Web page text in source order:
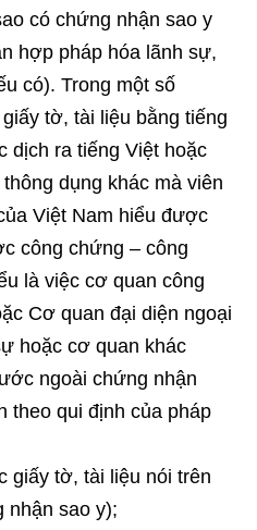
có chứng nhận sao y
hợp pháp hóa lãnh sự,
có). Trong một số
tờ, tài liệu bằng tiếng
dịch ra tiếng Việt hoặc
dụng khác mà viên
Việt Nam hiểu được
công chứng – công
là việc cơ quan công
Cơ quan đại diện ngoại
hoặc cơ quan khác
ngoài chứng nhận
theo qui định của pháp
giấy tờ, tài liệu nói trên
nhận sao y);